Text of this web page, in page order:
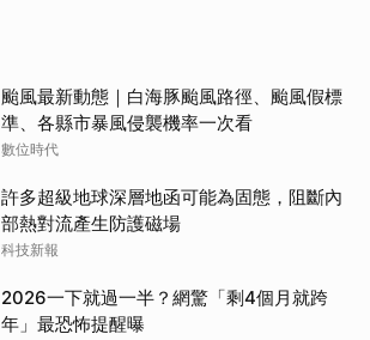
颱風最新動態｜白海豚颱風路徑、颱風假標
準、各縣市暴風侵襲機率一次看
數位時代
許多超級地球深層地函可能為固態，阻斷內
部熱對流產生防護磁場
科技新報
2026一下就過一半？網驚「剩4個月就跨
年」最恐怖提醒曝